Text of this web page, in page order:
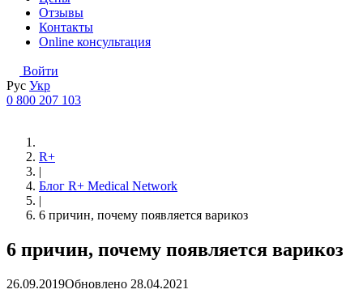
Отзывы
Контакты
Online консультация
Войти
Рус Укр
0 800 207 103
R+
|
Блог R+ Medical Network
|
6 причин, почему появляется варикоз
6 причин, почему появляется варикоз
26.09.2019Обновлено 28.04.2021